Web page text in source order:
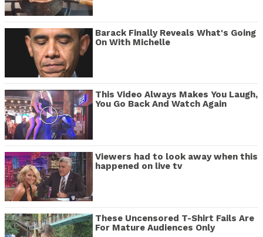
Barack Finally Reveals What's Going
On With Michelle
This Video Always Makes You Laugh,
You Go Back And Watch Again
Viewers had to look away when this
happened on live tv
These Uncensored T-Shirt Fails Are
For Mature Audiences Only